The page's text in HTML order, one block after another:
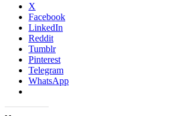
X
Facebook
LinkedIn
Reddit
Tumblr
Pinterest
Telegram
WhatsApp